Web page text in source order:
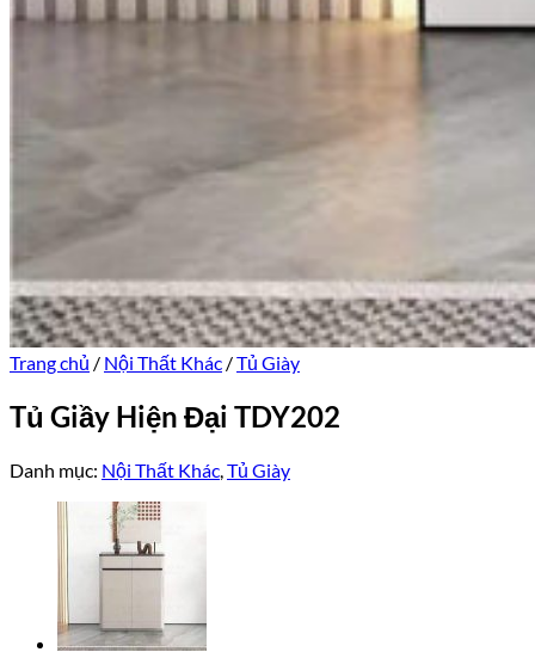
Trang chủ / Nội Thất Khác /Tủ Giày
Tủ Giầy Hiện Đại TDY202
Danh mục: Nội Thất Khác,Tủ Giày